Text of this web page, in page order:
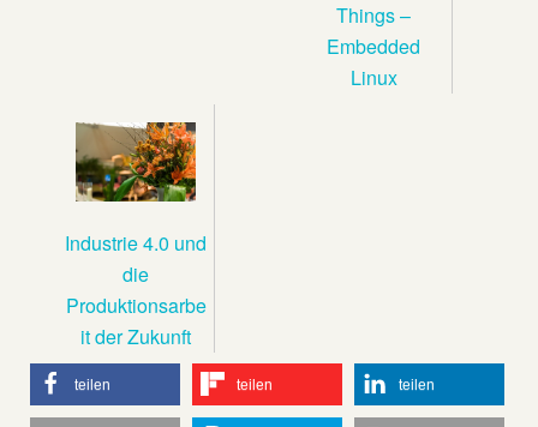
Things –
Embedded
Linux
Industrie 4.0 und
die
Produktionsarbe
it der Zukunft
teilen teilen teilen